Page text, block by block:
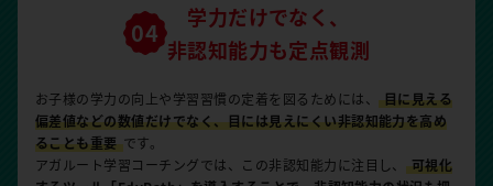
学力だけでなく、
非認知能力も定点観測
お子様の学力の向上や学習習慣の定着を図るためには、
目に見える
偏差値などの数値だけでなく、目には見えにくい非認知能力を高め
ることも重要 です。
アガルート学習コーチングでは、この非認知能力に注目し、
可視化